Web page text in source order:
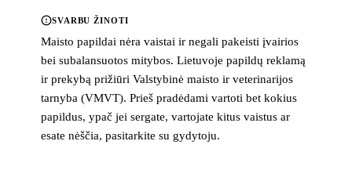
SVARBU ŽINOTI
Maisto papildai nėra vaistai ir negali pakeisti įvairios
bei subalansuotos mitybos. Lietuvoje papildų reklamą
ir prekybą prižiūri Valstybinė maisto ir veterinarijos
tarnyba (VMVT). Prieš pradėdami vartoti bet kokius
papildus, ypač jei sergate, vartojate kitus vaistus ar
esate nėščia, pasitarkite su gydytoju.